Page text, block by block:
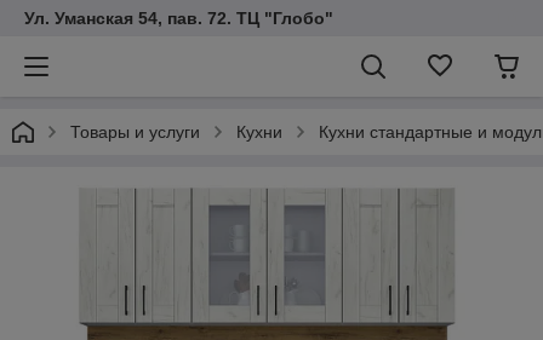
Ул. Уманская 54, пав. 72. ТЦ "Глобо"
Товары и услуги Кухни Кухни стандартные и